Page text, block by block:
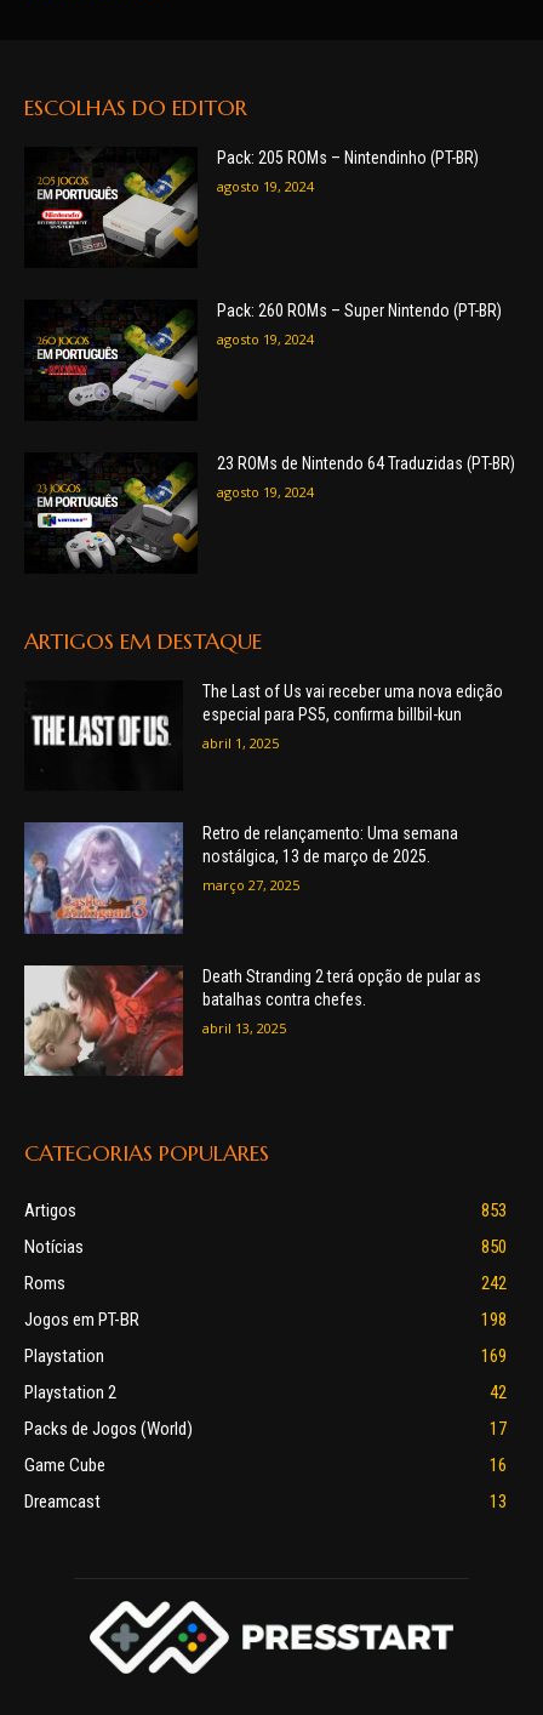
ESCOLHAS DO EDITOR
Pack: 205 ROMs – Nintendinho (PT-BR)
agosto 19, 2024
Pack: 260 ROMs – Super Nintendo (PT-BR)
agosto 19, 2024
23 ROMs de Nintendo 64 Traduzidas (PT-BR)
agosto 19, 2024
ARTIGOS EM DESTAQUE
The Last of Us vai receber uma nova edição
especial para PS5, confirma billbil-kun
abril 1, 2025
Retro de relançamento: Uma semana
nostálgica, 13 de março de 2025.
março 27, 2025
Death Stranding 2 terá opção de pular as
batalhas contra chefes.
abril 13, 2025
CATEGORIAS POPULARES
Artigos
853
Notícias
850
Roms
242
Jogos em PT-BR
198
Playstation
169
Playstation 2
42
Packs de Jogos (World)
17
Game Cube
16
Dreamcast
13